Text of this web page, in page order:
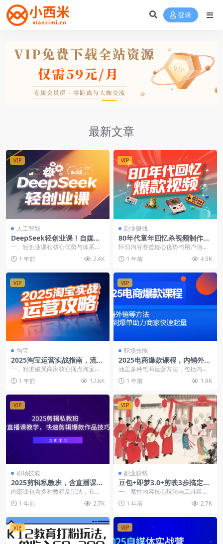
登录
最新文章
VIP
人工智能
DeepSeek轻创业课！自媒体
定位与AI应用实战指南
一、轻创业课程核心优势与体系架
构DeepSeek 轻创业课程融合视频
课与直播课，...
1 年前 2.4K
VIP
副业赚钱
80年代童年回忆杀视频制作指
南！3步打造爆款内容+矩阵变
怀旧内容赛道核心优势与用户画像
针对 35-45 岁的 80 后群体，以农
村小院、...
1 年前 4.9K
VIP
淘宝
2025淘宝运营实战指南，流量
提升与转化优化全攻略
一、精准破局商家核心痛点淘宝商
家面临的十大运营困境，本质是流
量结构失衡与转化链路...
1 年前 12.6K
VIP
职场技能
2025电商爆款课程，内销外销
等方法，从0到爆单助力商家
快速起量
涵盖多种电商运营方法，包括内销
内购法、基销老带新、达摩盘3同测
试、推广起量法、爆...
1 年前 1.8K
VIP
职场技能
2025剪辑私教班，含直播课教
学，快速剪辑爆款作品技巧
内部课包含多种教程及玩法，有纯
音频视频剪辑教程、影视带货视频
加素材新玩法，还有内...
1 年前 2.7K
VIP
副业赚钱
豆包+即梦3.0+剪映3步搞定古
人蹦迪爆款视频
一、魔性内容核心玩法与工具组合
近期 “古人蹦迪” 类短视频在抖音、
快手等平台爆发...
1 年前 2.7K
VIP VIP